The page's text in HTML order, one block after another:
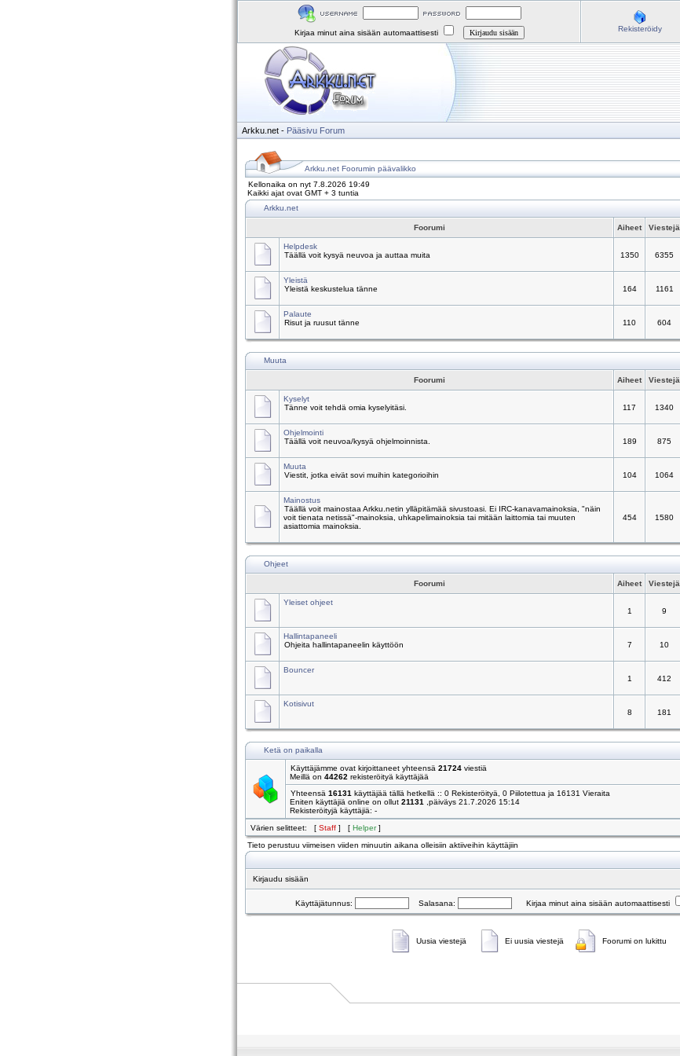
Kirjaa minut aina sisään automaattisesti Rekisteröidy
Arkku.net - Pääsivu Forum
Arkku.net Foorumin päävalikko
Kellonaika on nyt 7.8.2026 19:49
Kaikki ajat ovat GMT + 3 tuntia
Arkku.net
Foorumi Aiheet Viestejä
Helpdesk
Täällä voit kysyä neuvoa ja auttaa muita
1350 6355
Yleistä
Yleistä keskustelua tänne
164 1161
Palaute
Risut ja ruusut tänne
110 604
Muuta
Foorumi Aiheet Viestejä
Kyselyt
Tänne voit tehdä omia kyselyitäsi.
117 1340
Ohjelmointi
Täällä voit neuvoa/kysyä ohjelmoinnista.
189 875
Muuta
Viestit, jotka eivät sovi muihin kategorioihin
104 1064
Mainostus
Täällä voit mainostaa Arkku.netin ylläpitämää sivustoasi. Ei IRC-kanavamainoksia, "näin
voit tienata netissä"-mainoksia, uhkapelimainoksia tai mitään laittomia tai muuten
asiattomia mainoksia.
454 1580
Ohjeet
Foorumi Aiheet Viestejä
Yleiset ohjeet
1
9
Hallintapaneeli
Ohjeita hallintapaneelin käyttöön
7 10
Bouncer
1
412
Kotisivut
8
181
Ketä on paikalla
Käyttäjämme ovat kirjoittaneet yhteensä 21724 viestiä
Meillä on 44262 rekisteröityä käyttäjää
Yhteensä 16131 käyttäjää tällä hetkellä :: 0 Rekisteröityä, 0 Piilotettua ja 16131 Vieraita
Eniten käyttäjiä online on ollut 21131
,päiväys 21.7.2026 15:14
Rekisteröityjä käyttäjiä: -
Värien selitteet: [ Staff ] [ Helper]
Tieto perustuu viimeisen viiden minuutin aikana olleisiin aktiiveihin käyttäjiin
Kirjaudu sisään
Käyttäjätunnus: Salasana: Kirjaa minut aina sisään automaattisesti
Uusia viestejä Ei uusia viestejä Foorumi on lukittu